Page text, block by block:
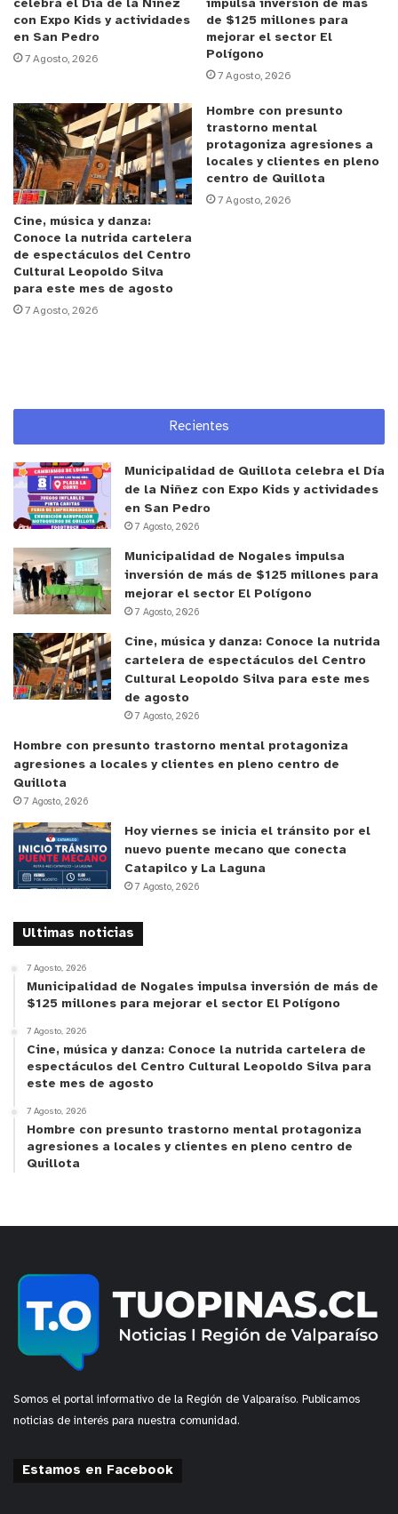
la casa y robando en casas de la cuadra”.
Reproductor
Video
00:00
y tú, ¿qué opinas?
celebra el Día de la Niñez
con Expo Kids y actividades
en San Pedro
7 Agosto, 2026
impulsa inversión de más
de $125 millones para
mejorar el sector El
Polígono
7 Agosto, 2026
Cine, música y danza:
Conoce la nutrida cartelera
de espectáculos del Centro
Cultural Leopoldo Silva
para este mes de agosto
7 Agosto, 2026
Hombre con presunto
trastorno mental
protagoniza agresiones a
locales y clientes en pleno
centro de Quillota
7 Agosto, 2026
Recientes
Municipalidad de Quillota celebra el Día
de la Niñez con Expo Kids y actividades
en San Pedro
7 Agosto, 2026
Municipalidad de Nogales impulsa
inversión de más de $125 millones para
mejorar el sector El Polígono
7 Agosto, 2026
Cine, música y danza: Conoce la nutrida
cartelera de espectáculos del Centro
Cultural Leopoldo Silva para este mes
de agosto
7 Agosto, 2026
Hombre con presunto trastorno mental protagoniza
agresiones a locales y clientes en pleno centro de
Quillota
7 Agosto, 2026
Hoy viernes se inicia el tránsito por el
nuevo puente mecano que conecta
Catapilco y La Laguna
7 Agosto, 2026
Ultimas noticias
7 Agosto, 2026
Municipalidad de Nogales impulsa inversión de más de
$125 millones para mejorar el sector El Polígono
7 Agosto, 2026
Cine, música y danza: Conoce la nutrida cartelera de
espectáculos del Centro Cultural Leopoldo Silva para
este mes de agosto
7 Agosto, 2026
Hombre con presunto trastorno mental protagoniza
agresiones a locales y clientes en pleno centro de
Quillota
Somos el portal informativo de la Región de Valparaíso. Publicamos
noticias de interés para nuestra comunidad.
Estamos en Facebook